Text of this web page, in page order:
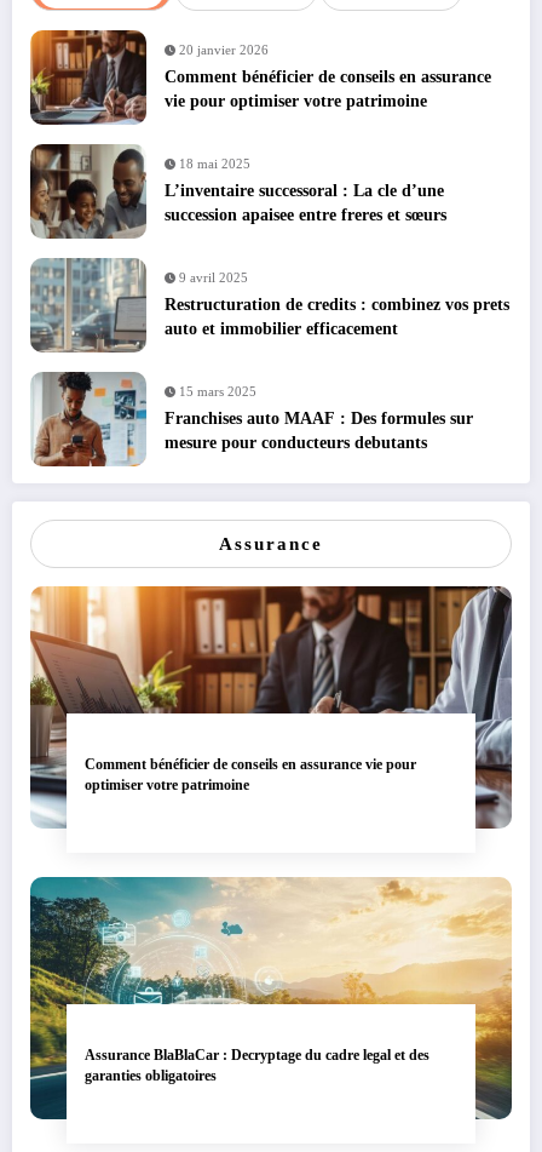
20 janvier 2026
Comment bénéficier de conseils en assurance
vie pour optimiser votre patrimoine
18 mai 2025
L’inventaire successoral : La cle d’une
succession apaisee entre freres et sœurs
9 avril 2025
Restructuration de credits : combinez vos prets
auto et immobilier efficacement
15 mars 2025
Franchises auto MAAF : Des formules sur
mesure pour conducteurs debutants
Assurance
Comment bénéficier de conseils en assurance vie pour
optimiser votre patrimoine
Assurance BlaBlaCar : Decryptage du cadre legal et des
garanties obligatoires